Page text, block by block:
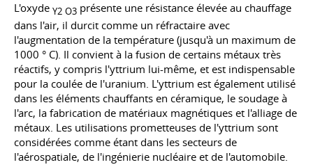
L'oxyde Y2 O3 présente une résistance élevée au chauffage
dans l'air, il durcit comme un réfractaire avec
l'augmentation de la température (jusqu'à un maximum de
1000 ° C). Il convient à la fusion de certains métaux très
réactifs, y compris l'yttrium lui-même, et est indispensable
pour la coulée de l'uranium. L'yttrium est également utilisé
dans les éléments chauffants en céramique, le soudage à
l'arc, la fabrication de matériaux magnétiques et l'alliage de
métaux. Les utilisations prometteuses de l'yttrium sont
considérées comme étant dans les secteurs de
l'aérospatiale, de l'ingénierie nucléaire et de l'automobile.